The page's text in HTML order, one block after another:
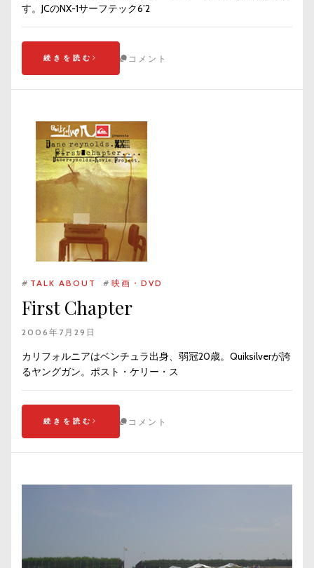
す。JCのNX-1サーフテック6’2
続きを読む コメント
# TALK ABOUT # 映画・DVD
First Chapter
2006年7月29日
カリフォルニアはベンチュラ出身、弱冠20歳。Quiksilverが誇
るヤングガン。ポスト・ケリー・ス
続きを読む コメント